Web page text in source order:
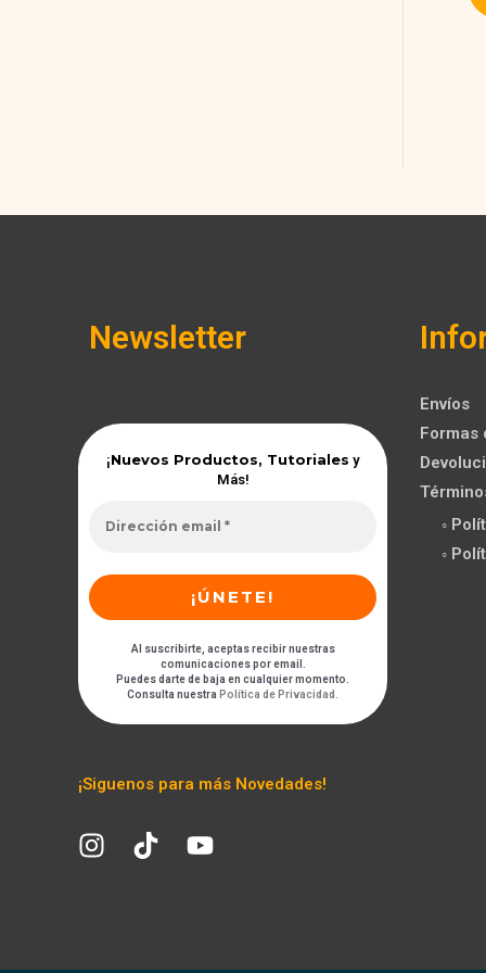
Newsletter
¡Nuevos Productos, Tutoriales y
Más!
Al suscribirte, aceptas recibir nuestras
comunicaciones por email.
Puedes darte de baja en cualquier momento.
Consulta nuestra Política de Privacidad
¡Siguenos para más Novedades!
Envíos
Formas
◦
◦